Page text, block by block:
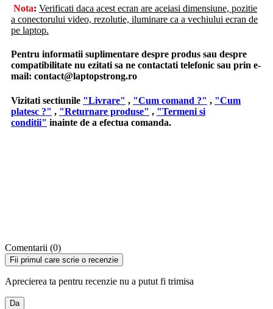
Nota: Verificati daca acest ecran are aceiasi dimensiune, pozitie
a conectorului video, rezolutie, iluminare ca a vechiului ecran de
pe laptop.
Pentru informatii suplimentare despre produs sau despre
compatibilitate nu ezitati sa ne contactati telefonic sau prin e-
mail: contact@laptopstrong.ro
Vizitati sectiunile "Livrare" , "Cum comand ?" , "Cum
platesc ?" , "Returnare produse" , "Termeni si
conditii" inainte de a efectua comanda.
Comentarii (0)
Fii primul care scrie o recenzie
Aprecierea ta pentru recenzie nu a putut fi trimisa
Da